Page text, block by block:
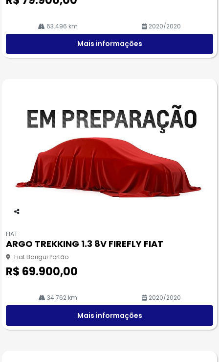
63.496 km 2020/2020
Mais informações
pa
rtil
he
FIAT
ARGO TREKKING 1.3 8V FIREFLY FIAT
Fiat Barigüi Portão
R$ 69.900,00
34.762 km 2020/2020
Mais informações